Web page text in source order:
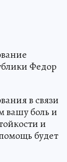
Федор
в связи
вашу боль и
и
будет